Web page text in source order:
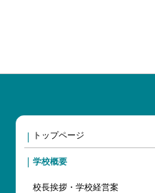
トップページ
学校概要
校長挨拶・学校経営案